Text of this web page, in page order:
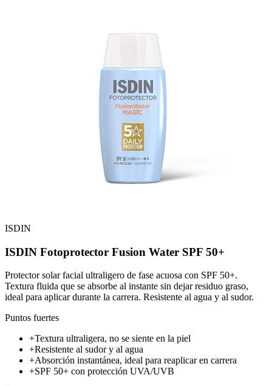
ISDIN
ISDIN Fotoprotector Fusion Water SPF 50+
Protector solar facial ultraligero de fase acuosa con SPF 50+.
Textura fluida que se absorbe al instante sin dejar residuo graso,
ideal para aplicar durante la carrera. Resistente al agua y al sudor.
Puntos fuertes
+Textura ultraligera, no se siente en la piel
+Resistente al sudor y al agua
+Absorción instantánea, ideal para reaplicar en carrera
+SPF 50+ con protección UVA/UVB